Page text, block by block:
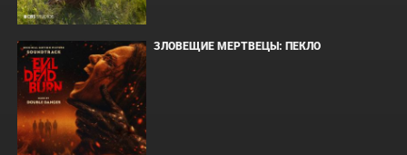
ЗЛОВЕЩИЕ МЕРТВЕЦЫ: ПЕКЛО